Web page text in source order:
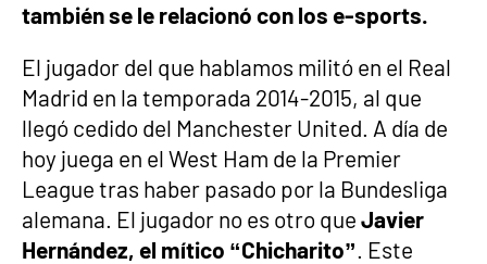
también se le relacionó con los e-sports.
El jugador del que hablamos militó en el Real
Madrid en la temporada 2014-2015, al que
llegó cedido del Manchester United. A día de
hoy juega en el West Ham de la Premier
League tras haber pasado por la Bundesliga
alemana. El jugador no es otro que Javier
Hernández, el mítico “Chicharito”. Este